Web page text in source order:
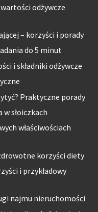
odżywcze
– korzyści i porady
do 5 minut
i składniki odżywcze
Praktyczne porady
słoiczkach
właściwościach
korzyści diety
i przykładowy
najmu nieruchomości